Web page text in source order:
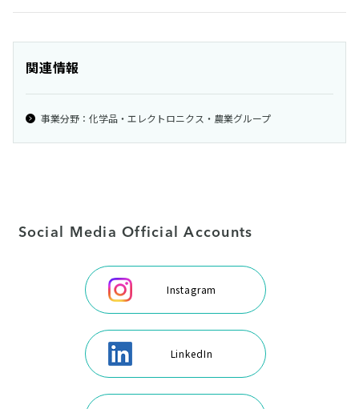
関連情報
事業分野：化学品・エレクトロニクス・農業グループ
Social Media Official Accounts
Instagram
LinkedIn